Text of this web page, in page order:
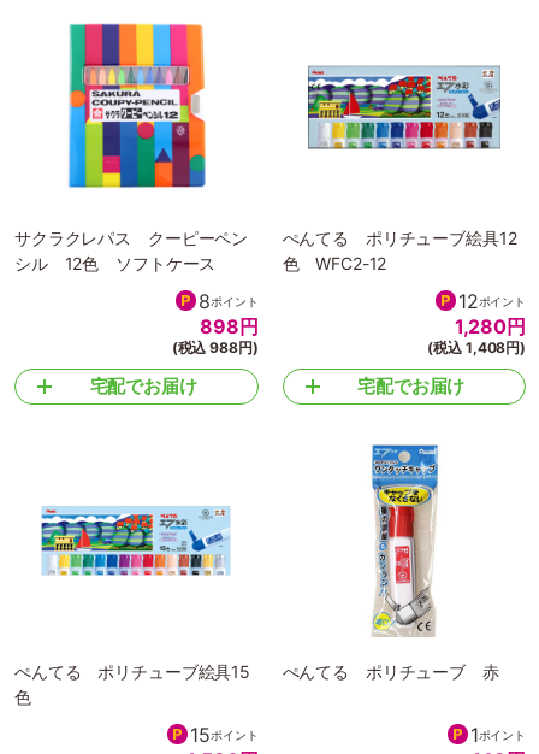
サクラクレパス クーピーペン
シル 12色 ソフトケース
8ポイント
898 円
(税込 988円)
宅配でお届け
ぺんてる ポリチューブ絵具12
色 WFC2-12
12ポイント
1,280円
(税込 1,408円)
宅配でお届け
ぺんてる ポリチューブ絵具15
色
15ポイント
ぺんてる ポリチューブ 赤
1ポイント